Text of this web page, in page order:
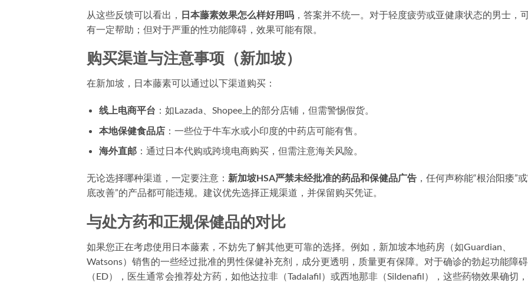
从这些反馈可以看出， 日本藤素效果怎么样好用吗 ，答案并不统一。对于轻度疲劳或亚健康状态的男士，
有一定帮助；但对于严重的性功能障碍，效果可能有限。
购买渠道与注意事项（新加坡）
在新加坡，日本藤素可以通过以下渠道购买：
线上电商平台 ：如Lazada、Shopee上的部分店铺，但需警惕假货。
本地保健食品店：一些位于牛车水或小印度的中药店可能有售。
海外直邮：通过日本代购或跨境电商购买，但需注意海关风险。
无论选择哪种渠道，一定要注意： 新加坡HSA严禁未经批准的药品和保健品广告 ，任何声称能“根治阳痿”
底改善”的产品都可能违规。建议优先选择正规渠道，并保留购买凭证。
与处方药和正规保健品的对比
如果您正在考虑使用日本藤素，不妨先了解其他更可靠的选择。例如，新加坡本地药房（如Guardian、
Watsons）销售的一些经过批准的男性保健补充剂，成分更透明，质量更有保障。对于确诊的勃起功能障碍
（ED），医生通常会推荐处方药，如他达拉非（Tadalafil）或西地那非（Sildenafil），这些药物效果确切